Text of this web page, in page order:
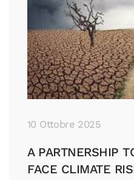
10 Ottobre 2025
A PARTNERSHIP
FACE CLIMATE